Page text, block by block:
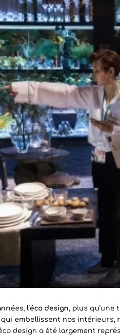
l’éco design, plus
embellissent nos intérieurs,
design a été largement